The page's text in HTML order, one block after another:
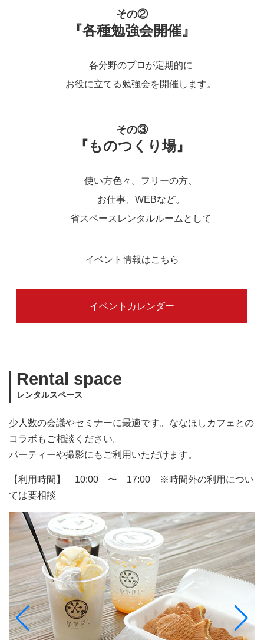
その②
『各種勉強会開催』
各分野のプロが定期的に
お役に立てる勉強会を開催します。
その③
『ものつくり場』
使い方色々。フリーの方、
お仕事、WEBなど。
省スペースレンタルルームとして
イベント情報はこちら
イベントカレンダー
Rental space
レンタルスペース
少人数の会議やセミナーに最適です。ななほしカフェとの
コラボもご相談ください。
パーティーや撮影にもご利用いただけます。
【利用時間】 10:00 〜 17:00 ※時間外の利用につい
ては要相談